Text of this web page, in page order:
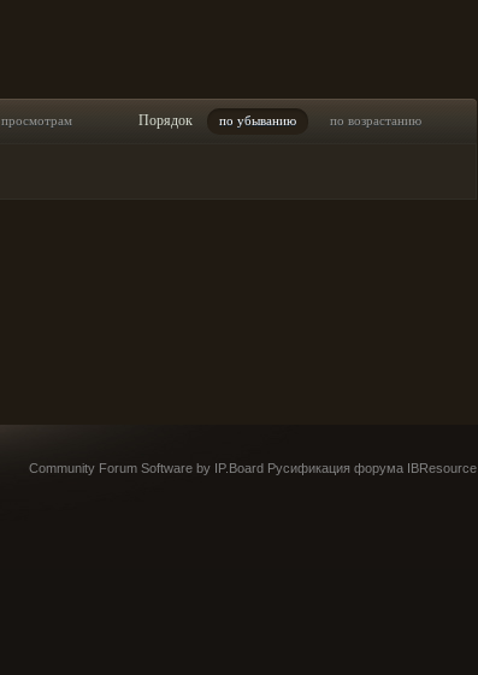
просмотрам Порядок по убыванию по возрастанию
Community Forum Software by IP.Board Русификация форума IBResource